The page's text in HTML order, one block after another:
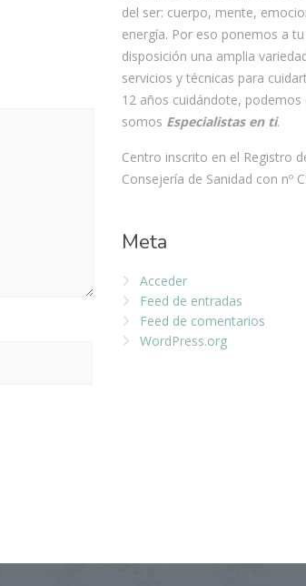
del ser: cuerpo, mente,
energía. Por eso ponemos a tu
disposición una amplia
servicios y técnicas para
12 años cuidándote, podemos
somos Especialistas en ti.
Centro inscrito en el Registro
Consejería de Sanidad con nº
Meta
Acceder
Feed de entradas
Feed de comentarios
WordPress.org